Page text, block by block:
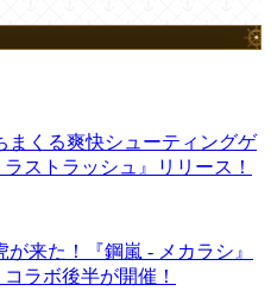
まくる爽快シューティングゲ
ストラッシュ』リリース！
来た！『鋼嵐 - メカラシ』
ラボ後半が開催！